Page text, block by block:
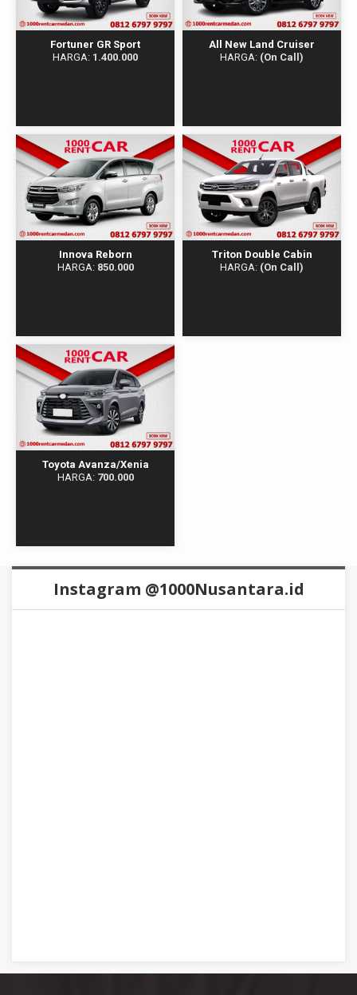
Fortuner GR Sport
HARGA: 1.400.000
All New Land Cruiser
HARGA: (On Call)
Innova Reborn
HARGA: 850.000
Triton Double Cabin
HARGA: (On Call)
Toyota Avanza/Xenia
HARGA: 700.000
Instagram @1000Nusantara.id